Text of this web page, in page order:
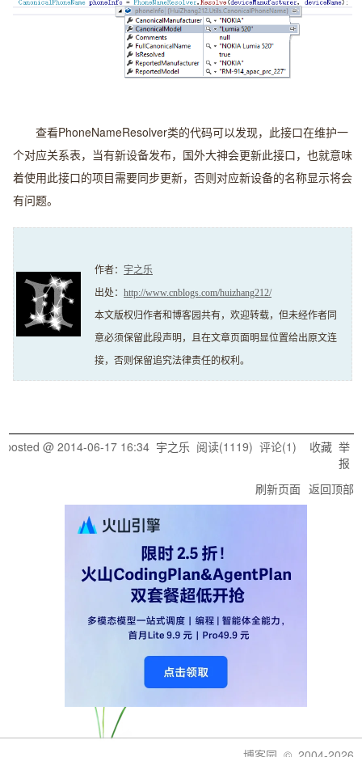
查看PhoneNameResolver类的代码可以发现，此接口在维护一
个对应关系表，当有新设备发布，国外大神会更新此接口，也就意味
着使用此接口的项目需要同步更新，否则对应新设备的名称显示将会
有问题。
作者： 宇之乐
出处： http://www.cnblogs.com/huizhang212/
本文版权归作者和博客园共有，欢迎转载，但未经作者同
意必须保留此段声明，且在文章页面明显位置给出原文连
接，否则保留追究法律责任的权利。
posted @ 2014-06-17 16:34 宇之乐 阅读(1119) 评论(1) 收藏 举
报
刷新页面 返回顶部